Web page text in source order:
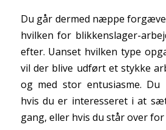
Du går dermed næppe
hvilken for blikkenslager-
efter. Uanset hvilken type
vil der blive udført et stykke
og med stor entusiasme.
hvis du er interesseret i at
gang, eller hvis du står over